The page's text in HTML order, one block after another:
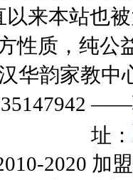
以来本站也
性质，纯公
华韵家教中
址：
2020 加